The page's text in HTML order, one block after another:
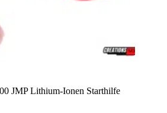
JMP Lithium-Ionen Starthilfe